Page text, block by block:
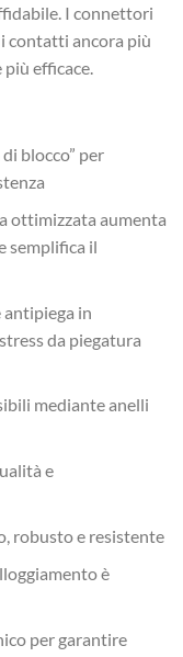
I connettori
contatti ancora più
efficace.
blocco” per
ottimizzata aumenta
semplifica il
antipiega in
da piegatura
mediante anelli
e
robusto e resistente
è
per garantire